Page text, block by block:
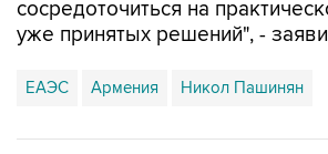
сосредоточиться на
уже принятых решений", -
ЕАЭС Армения Никол Пашинян